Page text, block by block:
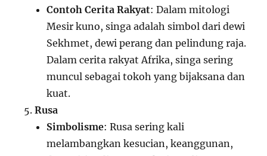
Contoh Cerita Rakyat: Dalam mitologi
Mesir kuno, singa adalah simbol dari dewi
Sekhmet, dewi perang dan pelindung raja.
Dalam cerita rakyat Afrika, singa sering
muncul sebagai tokoh yang bijaksana dan
kuat.
Rusa
Simbolisme: Rusa sering kali
melambangkan kesucian, keanggunan,